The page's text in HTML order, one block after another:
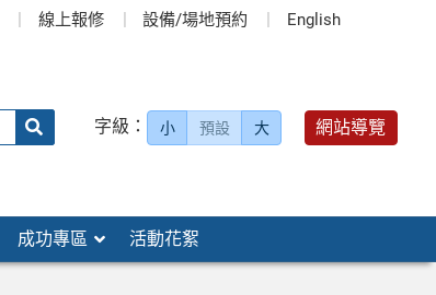
線上報修 設備/場地預約 English
字級： 小 預設 大 網站導覽
成功專區 活動花絮